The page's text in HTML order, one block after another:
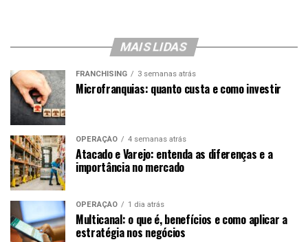
MAIS LIDAS
FRANCHISING 3 semanas atrás
Microfranquias: quanto custa e como investir
OPERAÇÃO 4 semanas atrás
Atacado e Varejo: entenda as diferenças e a
importância no mercado
OPERAÇÃO 1 dia atrás
Multicanal: o que é, benefícios e como aplicar a
estratégia nos negócios